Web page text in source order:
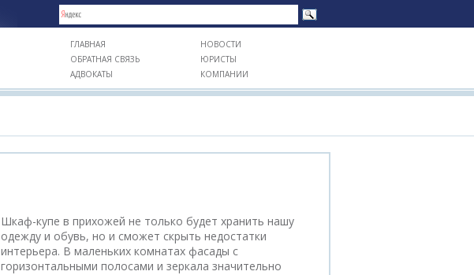
ГЛАВНАЯ
НОВОСТИ
ОБРАТНАЯ СВЯЗЬ
ЮРИСТЫ
АДВОКАТЫ
КОМПАНИИ
Шкаф-купе в прихожей не только будет хранить нашу
одежду и обувь, но и сможет скрыть недостатки
интерьера. В маленьких комнатах фасады с
горизонтальными полосами и зеркала значительно